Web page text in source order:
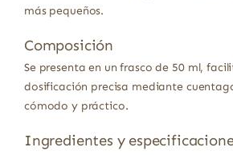
más pequeños.
Composición
Se presenta en un frasco de 50 ml,
dosificación precisa mediante
cómodo y práctico.
Ingredientes y